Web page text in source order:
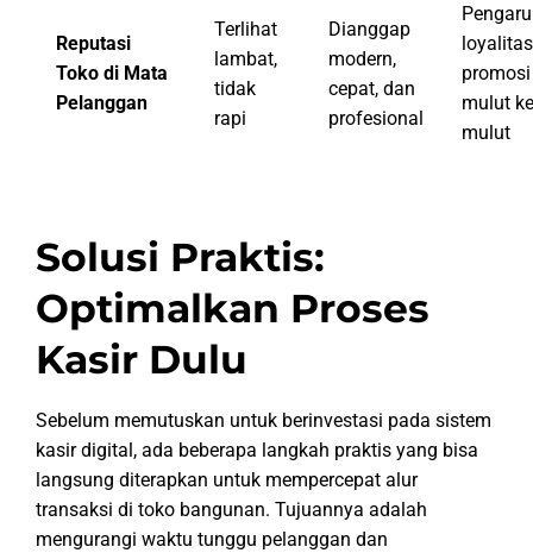
Reputasi
Toko di Mata
Pelanggan
Terlihat
lambat,
tidak
rapi
Dianggap
modern,
cepat, dan
profesional
mulut ke
mulut
Solusi Praktis:
Optimalkan Proses
Kasir Dulu
Sebelum memutuskan untuk berinvestasi pada sistem
kasir digital, ada beberapa langkah praktis yang bisa
langsung diterapkan untuk mempercepat alur
transaksi di toko bangunan. Tujuannya adalah
mengurangi waktu tunggu pelanggan dan